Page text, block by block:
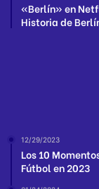
«Berlín» en
Historia de
12/29/2023
Los 10
Fútbol en 2023